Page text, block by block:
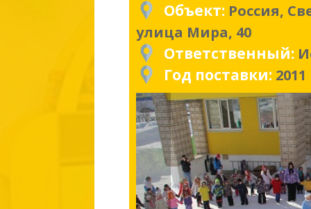
Объект: Россия,
улица Мира, 40
Ответственный:
Год поставки: 2011